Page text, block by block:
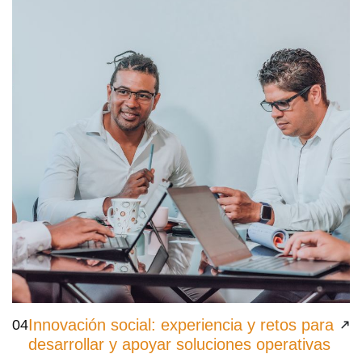
04Innovación social: experiencia y retos para
desarrollar y apoyar soluciones operativas